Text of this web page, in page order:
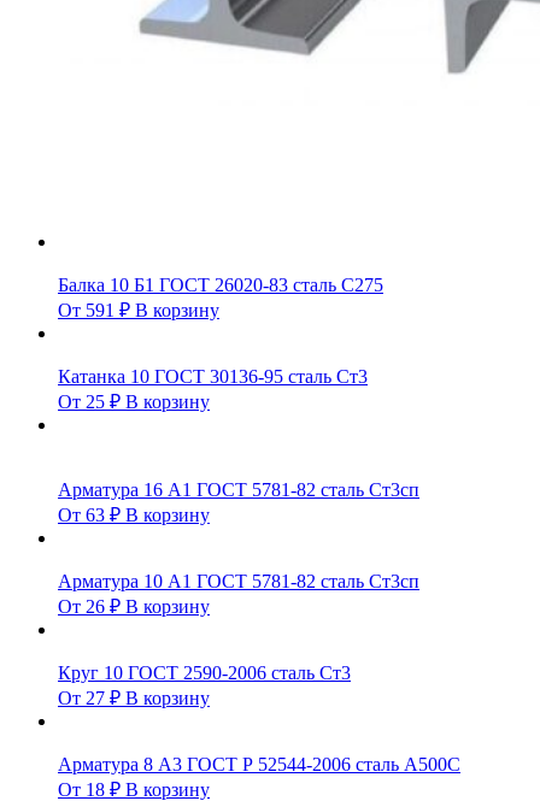
Балка 10 Б1 ГОСТ 26020-83 сталь С275
От 591 ₽ В корзину
Катанка 10 ГОСТ 30136-95 сталь Ст3
От 25 ₽ В корзину
Арматура 16 А1 ГОСТ 5781-82 сталь Ст3сп
От 63 ₽ В корзину
Арматура 10 А1 ГОСТ 5781-82 сталь Ст3сп
От 26 ₽ В корзину
Круг 10 ГОСТ 2590-2006 сталь Ст3
От 27 ₽ В корзину
Арматура 8 А3 ГОСТ Р 52544-2006 сталь А500С
От 18 ₽ В корзину